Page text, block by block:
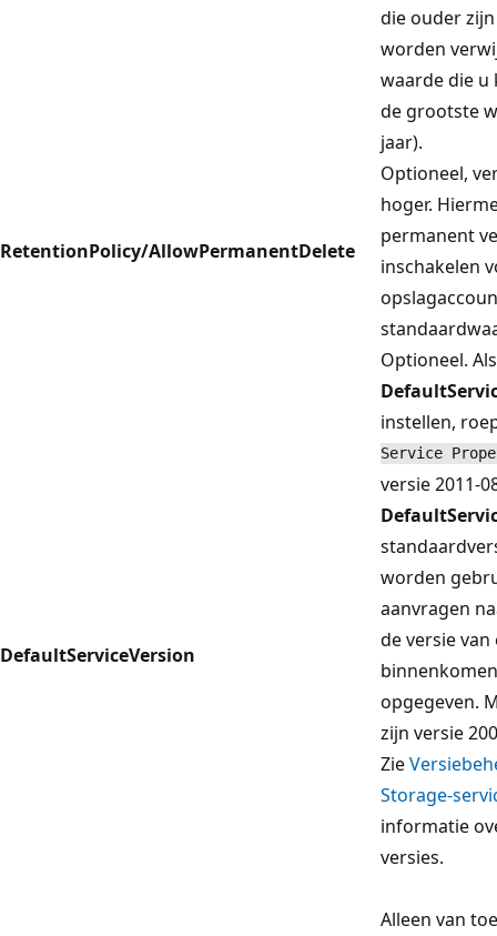
die ouder
worden
waarde die
de grootste
jaar).
RetentionPolicy/AllowPermanentDelete
Optioneel,
hoger.
permanent
inschakelen
DefaultServiceVersion
Optioneel.
instellen,
Service
versie 2011-
worden
aanvragen
de versie van
opgegeven.
zijn versie
Zie
Storage-
informatie
versies.
Alleen van